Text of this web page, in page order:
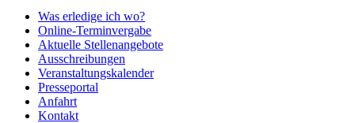
Was erledige ich wo?
Online-Terminvergabe
Aktuelle Stellenangebote
Ausschreibungen
Veranstaltungskalender
Presseportal
Anfahrt
Kontakt